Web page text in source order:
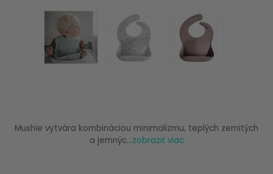
Mushie vytvára kombináciou minimalizmu, teplých zemitých
a jemnýc...zobraziť viac